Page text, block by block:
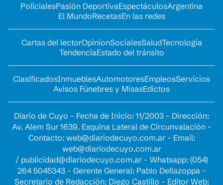
PolicialesPasión DeportivaEspectáculosArgentina
El MundoRecetasEn las redes
Cartas del lectorOpinionSocialesSaludTecnología
TendenciaEstado del tránsito
ClasificadosInmueblesAutomotoresEmpleosServicios
Avisos Fúnebres y MisasEdictos
Diario de Cuyo - Fecha de Inicio: 11/2003 - Dirección:
Av. Alem Sur 1639. Esquina Lateral de Circunvalación -
Contacto: web@diariodecuyo.com.ar- Email:
web@diariodecuyo.com.ar
/ publicidad@diariodecuyo.com.ar- Whatsapp: (054)
264 5045343 - Gerente General: Pablo Dellazoppa -
Secretario de Redacción: Diego Castillo - Editor Web: